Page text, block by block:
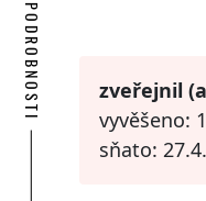
PODROBNOSTI zveřejnil
vyvěšeno:
sňato: